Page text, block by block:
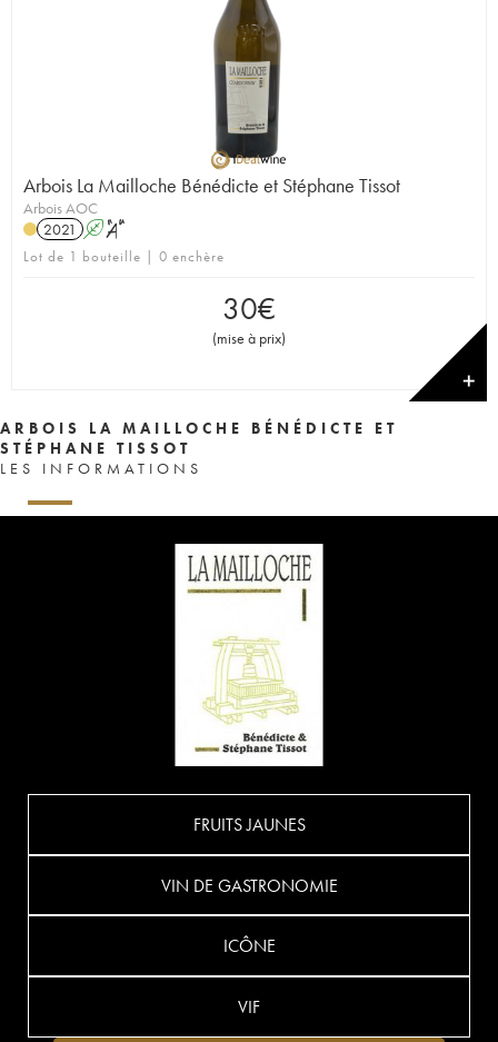
Arbois La Mailloche Bénédicte et Stéphane Tissot
Arbois AOC
2021
A S
Lot de 1 bouteille | 0 enchère
30€
(mise à prix)
✕
ARBOIS LA MAILLOCHE BÉNÉDICTE ET
STÉPHANE TISSOT
LES INFORMATIONS
FRUITS JAUNES
VIN DE GASTRONOMIE
ICÔNE
VIF